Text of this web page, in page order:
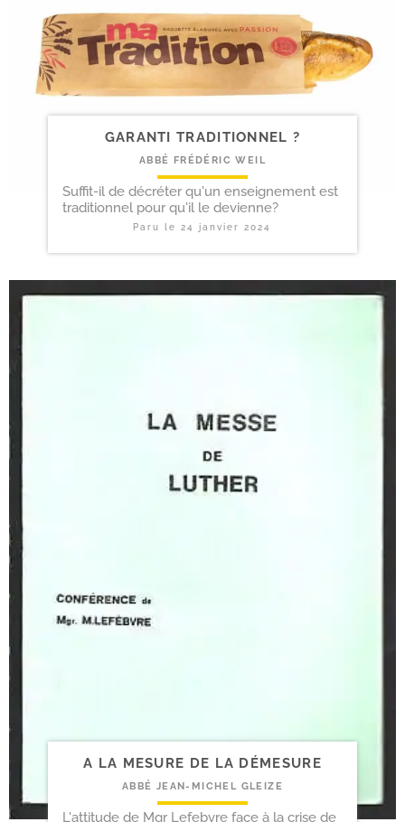
GARANTI TRADITIONNEL ?
ABBÉ FRÉDÉRIC WEIL
Suffit-il de décréter qu'un enseignement est
traditionnel pour qu'il le devienne?
Paru le24 janvier 2024
A LA MESURE DE LA DÉMESURE
ABBÉ JEAN-MICHEL GLEIZE
L'attitude de Mgr Lefebvre face à la crise de